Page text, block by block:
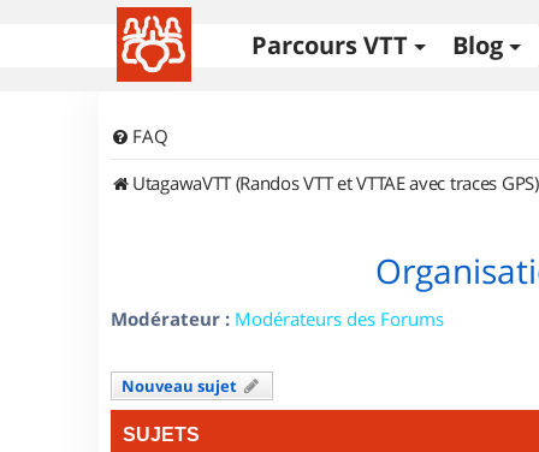
Parcours VTT Blog
FAQ
UtagawaVTT (Randos VTT et VTTAE avec traces GPS)
Modérateur : Modérateurs des Forums
Nouveau sujet
SUJETS